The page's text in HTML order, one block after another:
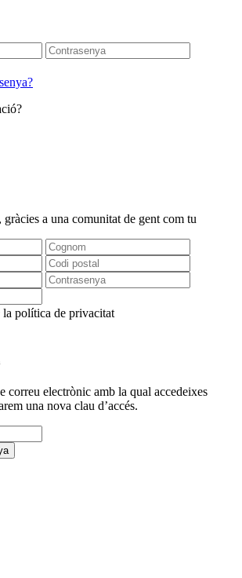
, gràcies a una comunitat de gent com tu
política de privacitat
correu electrònic amb la qual accedeixes
una nova clau d’accés.